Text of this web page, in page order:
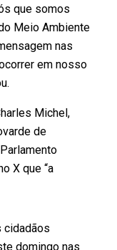
que somos
Meio Ambiente
nas
em nosso
Michel,
de
X que “a
cidadãos
domingo nas